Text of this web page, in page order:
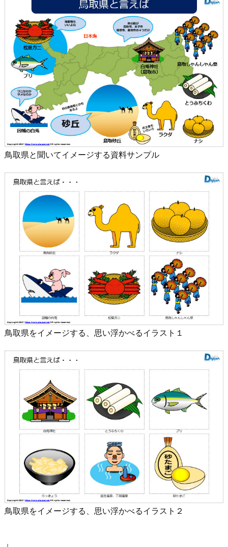
鳥取県と聞いてイメージする資料サンプル
鳥取県をイメージする、思い浮かべるイラスト１
鳥取県をイメージする、思い浮かべるイラスト２